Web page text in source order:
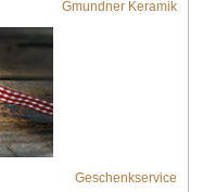
Gmundner Keramik
Geschenkservice